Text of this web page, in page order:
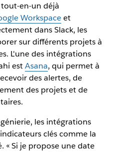
en-un déjà
Workspaceet
dans Slack, les
sur différents projets à
L'une des intégrations
estAsana, qui permet à
des alertes, de
des projets et de
les intégrations
clés comme la
« Si je propose une date